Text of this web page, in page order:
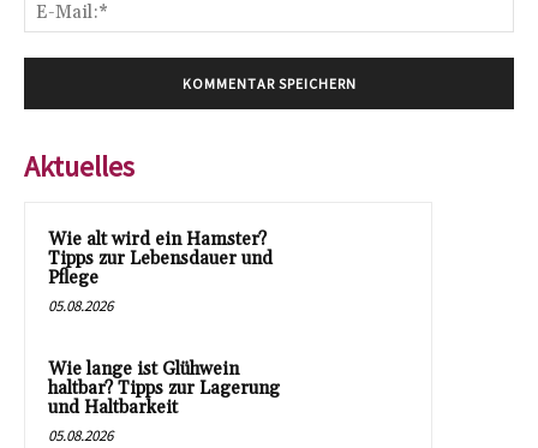
Aktuelles
Wie alt wird ein Hamster?
Tipps zur Lebensdauer und
Pflege
05.08.2026
Wie lange ist Glühwein
haltbar? Tipps zur Lagerung
und Haltbarkeit
05.08.2026